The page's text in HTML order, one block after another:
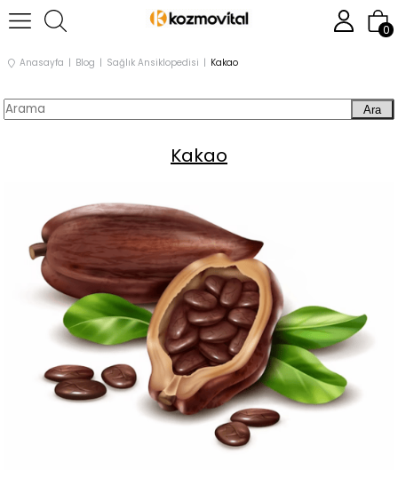
0
Anasayfa Blog Sağlık Ansiklopedisi Kakao
Ara
Kakao